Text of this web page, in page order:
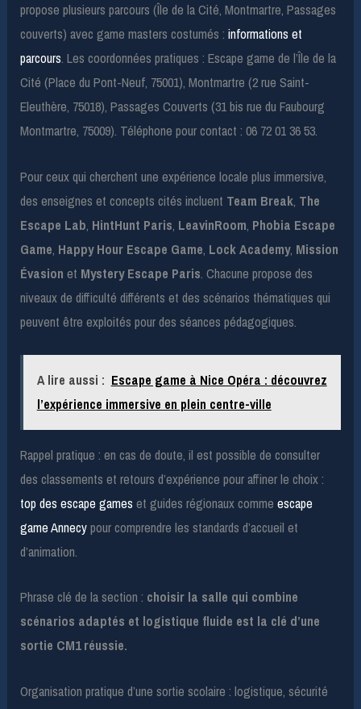
propose plusieurs parcours (Île de la Cité, Montmartre, Passages
couverts) avec game masters costumés :informations et
parcours. Les coordonnées pratiques : Escape game de l’Île de la
Cité (Place du Pont-Neuf, 75001), Montmartre (2 rue Saint-
Eleuthère, 75018), Passages Couverts (31 bis rue du Faubourg
Montmartre, 75009). Téléphone pour contact : 06 72 01 36 53.
Pour ceux qui cherchent une expérience locale plus immersive,
des enseignes et concepts cités incluent Team Break, The
Escape Lab, HintHunt Paris, LeavinRoom, Phobia Escape
Game, Happy Hour Escape Game, Lock Academy, Mission
Évasion et Mystery Escape Paris. Chacune propose des
niveaux de difficulté différents et des scénarios thématiques qui
peuvent être exploités pour des séances pédagogiques.
A lire aussi : Escape game à Nice Opéra : découvrez
l’expérience immersive en plein centre-ville
Rappel pratique : en cas de doute, il est possible de consulter
des classements et retours d’expérience pour affiner le choix :
top des escape games et guides régionaux commeescape
game Annecypour comprendre les standards d’accueil et
d’animation.
Phrase clé de la section : choisir la salle qui combine
scénarios adaptés et logistique fluide est la clé d’une
sortie CM1 réussie.
Organisation pratique d’une sortie scolaire : logistique, sécurité